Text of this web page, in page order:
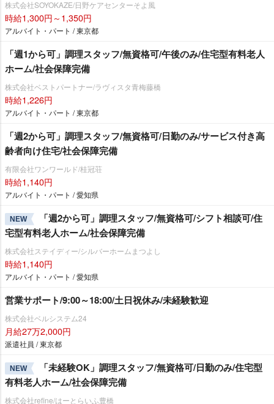
株式会社SOYOKAZE/日野ケアセンターそよ風
時給1,300円～1,350円
アルバイト・パート / 東京都
「週1から可」調理スタッフ/無資格可/午後のみ/住宅型有料老人
ホーム/社会保障完備
株式会社ベストパートナー/ラヴィスタ青梅藤橋
時給1,226円
アルバイト・パート / 東京都
「週2から可」調理スタッフ/無資格可/日勤のみ/サービス付き高
齢者向け住宅/社会保障完備
有限会社ワンワールド/桂冠荘
時給1,140円
アルバイト・パート / 愛知県
NEW
「週2から可」調理スタッフ/無資格可/シフト相談可/住
宅型有料老人ホーム/社会保障完備
株式会社ステイディー/シルバーホームまつよし
時給1,140円
アルバイト・パート / 愛知県
営業サポート/9:00～18:00/土日祝休み/未経験歓迎
株式会社ベルシステム24
月給27万2,000円
派遣社員 / 東京都
NEW
「未経験OK」調理スタッフ/無資格可/日勤のみ/住宅型
有料老人ホーム/社会保障完備
株式会社refine/はーとらいふ豊橋